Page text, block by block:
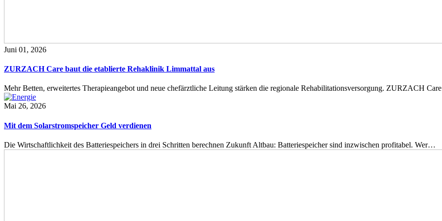
Juni 01, 2026
ZURZACH Care baut die etablierte Rehaklinik Limmattal aus
Mehr Betten, erweitertes Therapieangebot und neue chefärztliche Leitung stärken die regionale Rehabilitationsversorgung. ZURZACH
Mai 26, 2026
Mit dem Solarstromspeicher Geld verdienen
Die Wirtschaftlichkeit des Batteriespeichers in drei Schritten berechnen Zukunft Altbau: Batteriespeicher sind inzwischen profitabel. Wer…